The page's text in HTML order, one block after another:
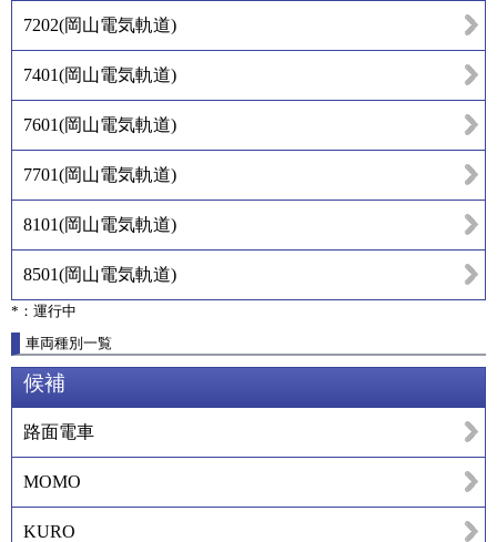
7202(岡山電気軌道)
7401(岡山電気軌道)
7601(岡山電気軌道)
7701(岡山電気軌道)
8101(岡山電気軌道)
8501(岡山電気軌道)
*：運行中
車両種別一覧
候補
路面電車
MOMO
KURO